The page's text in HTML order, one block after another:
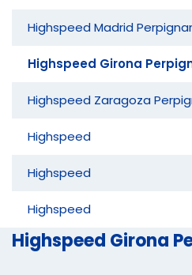
Highspeed Madrid
Highspeed Girona
Highspeed Zaragoza
Highspeed
Highspeed
Highspeed
Highspeed Girona